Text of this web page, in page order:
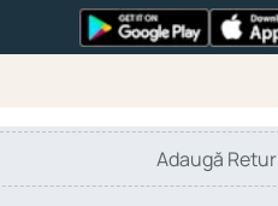
Adaugă Retur